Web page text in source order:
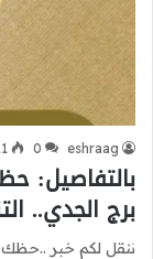
eshraag
0
برج الجدي..